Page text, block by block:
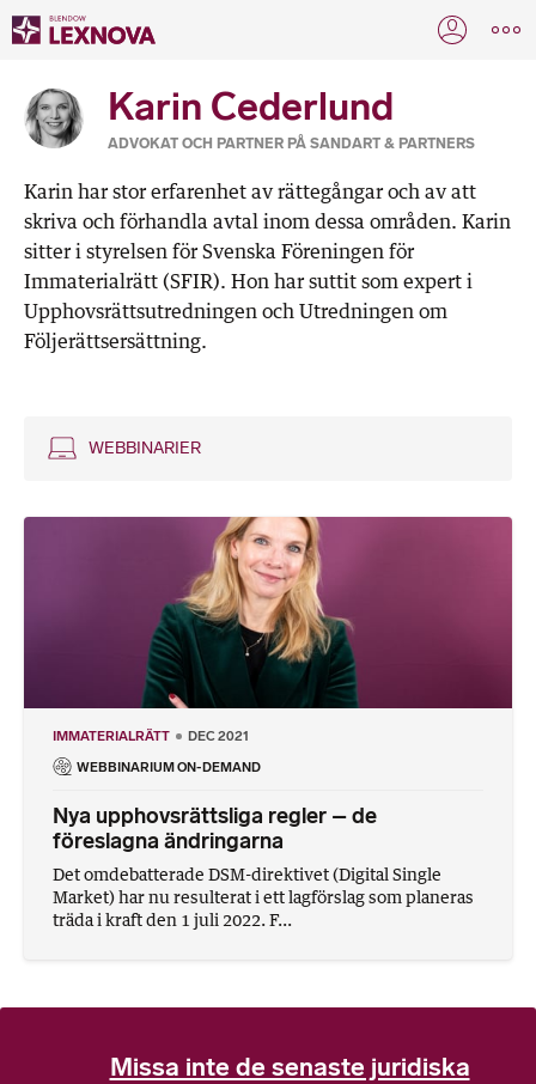
Karin Cederlund
ADVOKAT OCH PARTNER PÅ SANDART & PARTNERS
Karin har stor erfarenhet av rättegångar och av att
skriva och förhandla avtal inom dessa områden. Karin
sitter i styrelsen för Svenska Föreningen för
Immaterialrätt (SFIR). Hon har suttit som expert i
Upphovsrättsutredningen och Utredningen om
Följerättsersättning.
WEBBINARIER
IMMATERIALRÄTT DEC 2021
WEBBINARIUM ON-DEMAND
Nya upphovsrättsliga regler – de
föreslagna ändringarna
Det omdebatterade DSM-direktivet (Digital Single
Market) har nu resulterat i ett lagförslag som planeras
träda i kraft den 1 juli 2022. F...
Missa inte de senaste juridiska